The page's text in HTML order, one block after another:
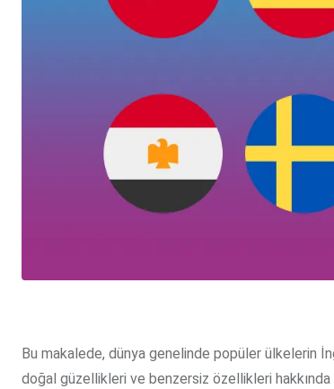
Bu makalede, dünya genelinde popüler ülkelerin
doğal güzellikleri ve benzersiz özellikleri